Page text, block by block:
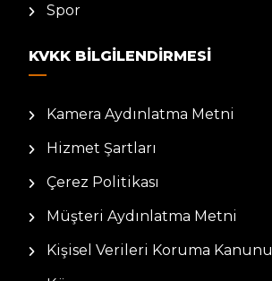
Spor
KVKK BILGILENDIRMESI
Kamera Aydınlatma Metni
Hizmet Şartları
Çerez Politikası
Müşteri Aydınlatma Metni
Kişisel Verileri Koruma Kanunu